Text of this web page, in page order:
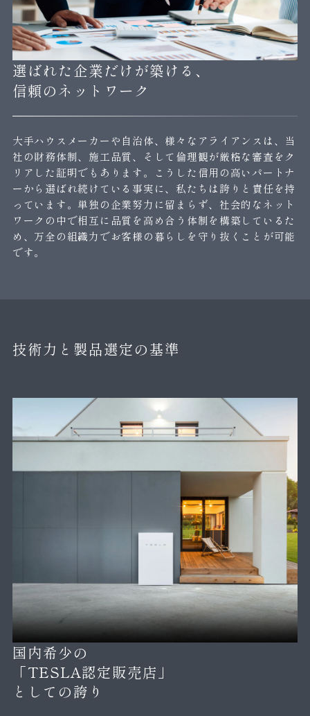
選ばれた企業だけが築ける、
信頼のネットワーク
大手ハウスメーカーや自治体、様々なアライアンスは、当
社の財務体制、施工品質、そして倫理観が厳格な審査をク
リアした証明でもあります。こうした信用の高いパートナ
ーから選ばれ続けている事実に、私たちは誇りと責任を持
っています。単独の企業努力に留まらず、社会的なネット
ワークの中で相互に品質を高め合う体制を構築しているた
め、万全の組織力でお客様の暮らしを守り抜くことが可能
です。
技術力と製品選定の基準
国内希少の
「TESLA認定販売店」
としての誇り